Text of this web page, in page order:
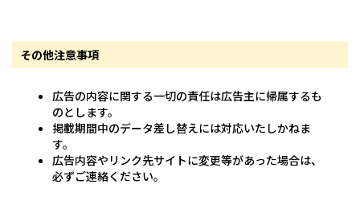
その他注意事項
広告の内容に関する一切の責任は広告主に帰属するも
のとします。
掲載期間中のデータ差し替えには対応いたしかねま
す。
広告内容やリンク先サイトに変更等があった場合は、
必ずご連絡ください。